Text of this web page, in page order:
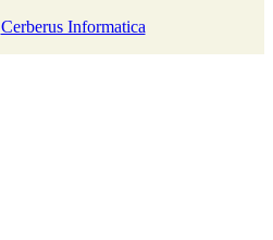
Cerberus Informatica